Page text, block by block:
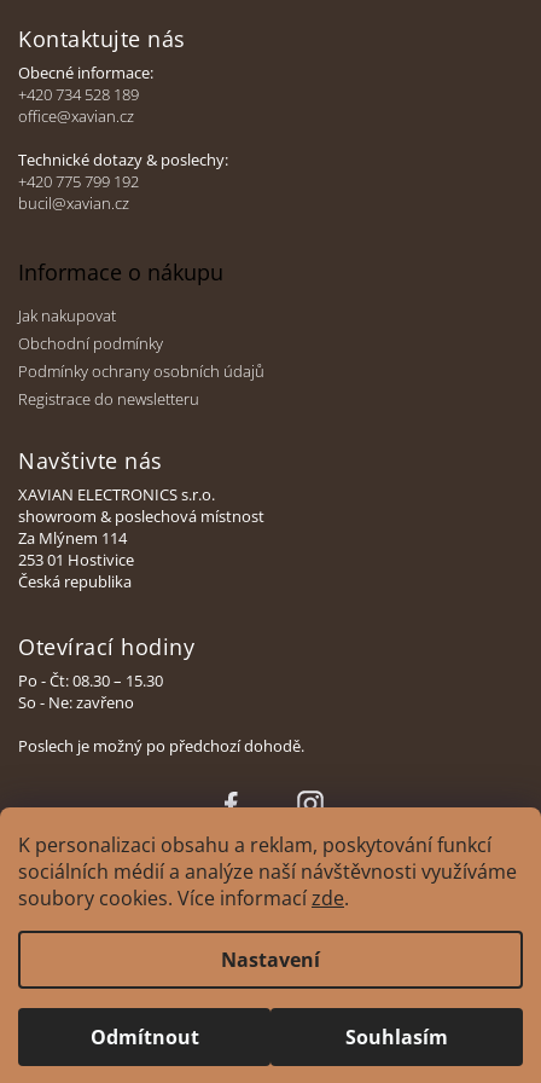
K personalizaci obsahu a reklam, poskytování funkcí
sociálních médií a analýze naší návštěvnosti využíváme
soubory cookies. Více informacízde.
Nastavení
Odmítnout Souhlasím
Kontaktujte nás
Obecné informace:
+420 734 528 189
office@xavian.cz
Technické dotazy & poslechy:
+420 775 799 192
bucil@xavian.cz
Informace o nákupu
Jak nakupovat
Obchodní podmínky
Podmínky ochrany osobních údajů
Registrace do newsletteru
Navštivte nás
XAVIAN ELECTRONICS s.r.o.
showroom & poslechová místnost
Za Mlýnem 114
253 01 Hostivice
Česká republika
Otevírací hodiny
Po - Čt: 08.30 – 15.30
So - Ne: zavřeno
Poslech je možný po předchozí dohodě.
Face
Insta
Copyright 2026
. Všechna práva
vyhrazena.
Upravit nastavení cookies
Shoptak.cz